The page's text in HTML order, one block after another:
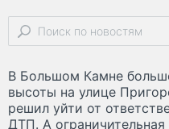
В Большом Камне
высоты на улице
решил уйти от
ДТП. А